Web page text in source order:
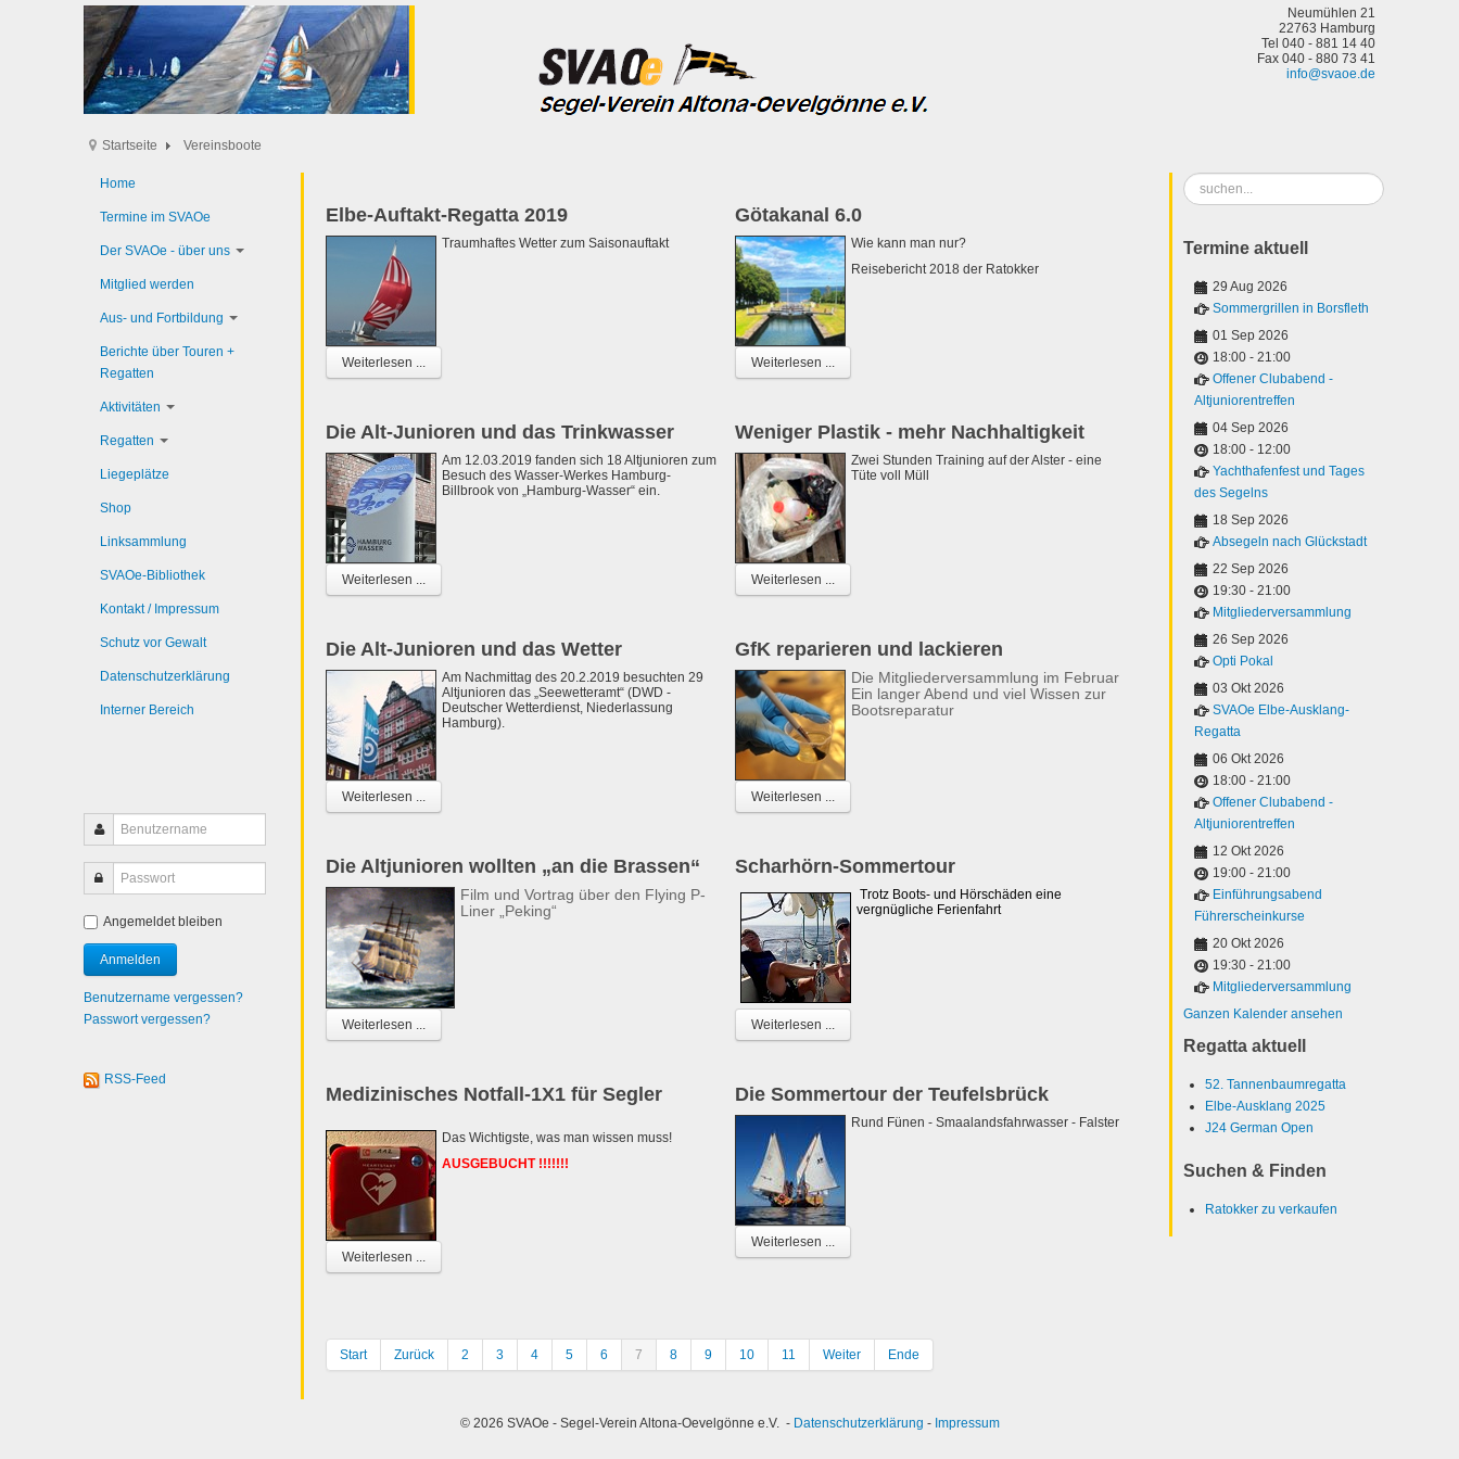
Neumühlen 21
22763 Hamburg
Tel 040 - 881 14 40
Fax 040 - 880 73 41
info@svaoe.de
Startseite Vereinsboote
Elbe-Auftakt-Regatta 2019
Traumhaftes Wetter zum Saisonauftakt
Weiterlesen ...
Götakanal 6.0
Wie kann man nur?
Reisebericht 2018 der Ratokker
Weiterlesen ...
Die Alt-Junioren und das Trinkwasser
Am 12.03.2019 fanden sich 18 Altjunioren zum
Besuch des Wasser-Werkes Hamburg-
Billbrook von „Hamburg-Wasser“ ein.
Weiterlesen ...
Weniger Plastik - mehr Nachhaltigkeit
Zwei Stunden Training auf der Alster - eine
Tüte voll Müll
Weiterlesen ...
Die Alt-Junioren und das Wetter
Am Nachmittag des 20.2.2019 besuchten 29
Altjunioren das „Seewetteramt“ (DWD -
Deutscher Wetterdienst, Niederlassung
Hamburg).
Weiterlesen ...
GfK reparieren und lackieren
Die Mitgliederversammlung im Februar
Ein langer Abend und viel Wissen zur
Bootsreparatur
Weiterlesen ...
Die Altjunioren wollten „an die Brassen“
Film und Vortrag über den Flying P-
Liner „Peking“
Weiterlesen ...
Scharhörn-Sommertour
Trotz Boots- und Hörschäden eine
vergnügliche Ferienfahrt
Weiterlesen ...
Medizinisches Notfall-1X1 für Segler
Das Wichtigste, was man wissen muss!
AUSGEBUCHT !!!!!!!
Weiterlesen ...
Die Sommertour der Teufelsbrück
Rund Fünen - Smaalandsfahrwasser - Falster
Weiterlesen ...
Start Zurück 2 3 4 5 6 7 8 9 10 11 Weiter Ende
Home
Termine im SVAOe
Der SVAOe - über uns
Mitglied werden
Aus- und Fortbildung
Berichte über Touren +
Regatten
Aktivitäten
Regatten
Liegeplätze
Shop
Linksammlung
SVAOe-Bibliothek
Kontakt / Impressum
Schutz vor Gewalt
Datenschutzerklärung
Interner Bereich
Angemeldet bleiben
Benutzername vergessen?
Passwort vergessen?
RSS-Feed
Suchen
...
Termine aktuell
29 Aug 2026
Sommergrillen in Borsfleth
01 Sep 2026
18:00 - 21:00
Offener Clubabend -
Altjuniorentreffen
04 Sep 2026
18:00 - 12:00
Yachthafenfest und Tages
des Segelns
18 Sep 2026
Absegeln nach Glückstadt
22 Sep 2026
19:30 - 21:00
Mitgliederversammlung
26 Sep 2026
Opti Pokal
03 Okt 2026
SVAOe Elbe-Ausklang-
Regatta
06 Okt 2026
18:00 - 21:00
Offener Clubabend -
Altjuniorentreffen
12 Okt 2026
19:00 - 21:00
Einführungsabend
Führerscheinkurse
20 Okt 2026
19:30 - 21:00
Mitgliederversammlung
Ganzen Kalender ansehen
Regatta aktuell
52. Tannenbaumregatta
Elbe-Ausklang 2025
J24 German Open
Suchen & Finden
Ratokker zu verkaufen
© 2026 SVAOe - Segel-Verein Altona-Oevelgönne e.V. - Datenschutzerklärung - Impressum